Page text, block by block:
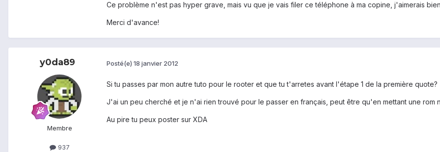
Ce problème n'est pas hyper grave, mais vu que je vais filer ce téléphone à ma copine, j'aimerais
Merci d'avance!
y0da89
Membre
937
Posté(e) 18 janvier 2012
Si tu passes par mon autre tuto pour le rooter et que tu t'arretes avant l'étape 1 de la première quote?
J'ai un peu cherché et je n'ai rien trouvé pour le passer en français, peut être qu'en mettant une rom
Au pire tu peux poster sur XDA